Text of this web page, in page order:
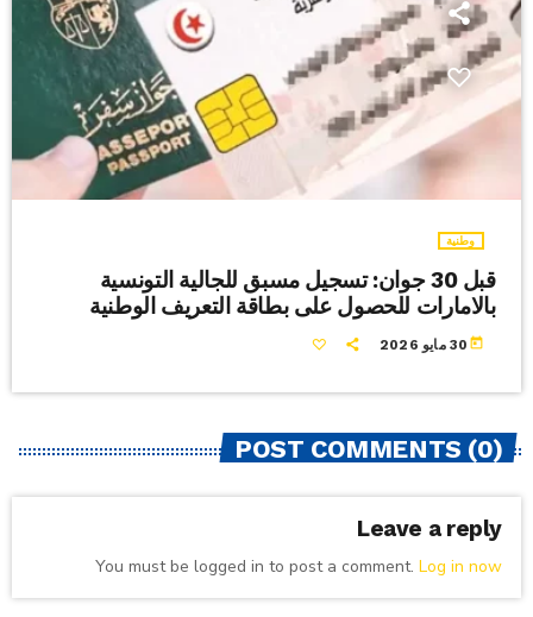
وطنية
قبل 30 جوان: تسجيل مسبق للجالية التونسية
بالامارات للحصول على بطاقة التعريف الوطنية
today 30 مايو 2026
POST COMMENTS (0)
Leave a reply
You must be logged in to post a comment. Log in now